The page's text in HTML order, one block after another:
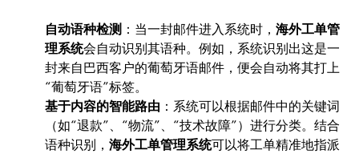
自动语种检测 ：当一封邮件进入系统时，海外工单管
理系统会自动识别其语种。例如，系统识别出这是一
封来自巴西客户的葡萄牙语邮件，便会自动将其打上
“葡萄牙语”标签。
基于内容的智能路由 ：系统可以根据邮件中的关键词
（如“退款”、“物流”、“技术故障”）进行分类。结合
语种识别，海外工单管理系统可以将工单精准地指派